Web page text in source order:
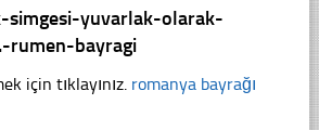
simgesi-yuvarlak-olarak-
rumen-bayragi
için tıklayınız. romanya bayrağı